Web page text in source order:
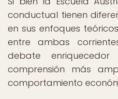
conductual tienen
en sus enfoques
entre ambas
debate
comprensión más
comportamiento